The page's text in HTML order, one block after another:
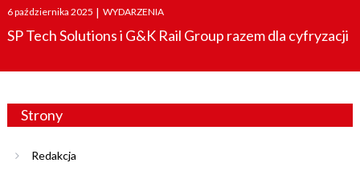
Posted
on
6 października 2025 | WYDARZENIA
SP Tech Solutions i G&K Rail Group razem dla cyfryzacji
Strony
Redakcja